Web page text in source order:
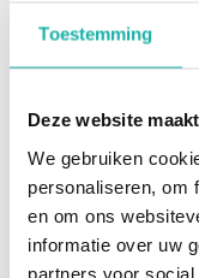
Toestemming
Deze website
We gebruiken
personaliseren, om
en om ons
informatie over uw
partners voor
klachten
spierzwakte
een